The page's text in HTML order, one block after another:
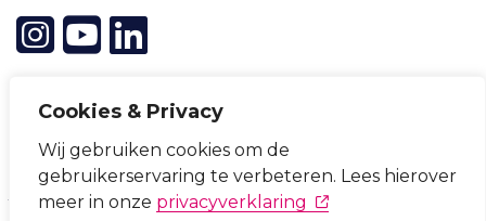
Cookies & Privacy
Wij gebruiken cookies om de
gebruikerservaring te verbeteren. Lees hierover
meer in onze privacyverklaring (opent in nieuw
Cookievoorkeuren wijzigen
Privacyverklaring
Cookieverklaring
Disclaimer
Toegankelijkheid